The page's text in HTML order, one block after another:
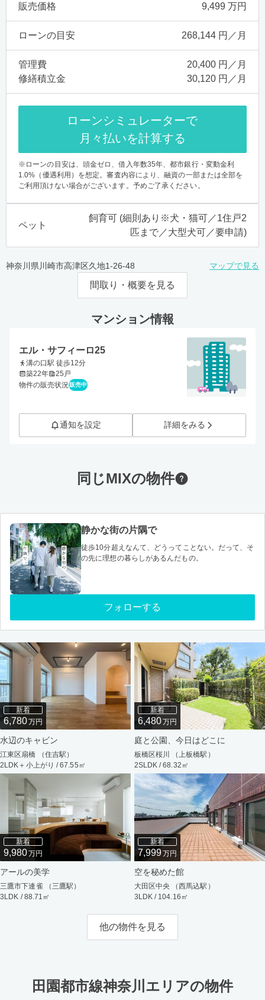
販売価格 9,499 万円
ローンの目安 268,144 円／月
管理費
20,400 円／月
修繕積立金
30,120 円／月
ローンシミュレーターで
月々払いを計算する
※ローンの目安は、頭金ゼロ、借入年数35年、都市銀行・変動金利
1.0%（優遇利用）を想定。審査内容により、融資の一部または全部を
ご利用頂けない場合がございます。予めご了承ください。
ペット
飼育可 (細則あり※犬・猫可／1住戸2
匹まで／大型犬可／要申請)
神奈川県川崎市高津区久地1-26-48 マップで見る
間取り・概要を見る
マンション情報
エル・サフィーロ25
溝の口駅 徒歩12分
築22年
25戸
物件の販売状況 販売中
通知を設定 詳細をみる
同じMIXの物件
静かな街の片隅で
徒歩10分超えなんて、どうってことない。だって、そ
の先に理想の暮らしがあるんだもの。
フォローする
新着
6,780万円
水辺のキャビン
江東区扇橋 （住吉駅）
2LDK＋小上がり / 67.55㎡
新着
6,480万円
庭と公園、今日はどこに
板橋区桜川 （上板橋駅）
2SLDK / 68.32㎡
新着
9,980万円
アールの美学
三鷹市下連雀 （三鷹駅）
3LDK / 88.71㎡
新着
7,999万円
空を秘めた館
大田区中央 （西馬込駅）
3LDK / 104.16㎡
他の物件を見る
田園都市線神奈川エリアの物件